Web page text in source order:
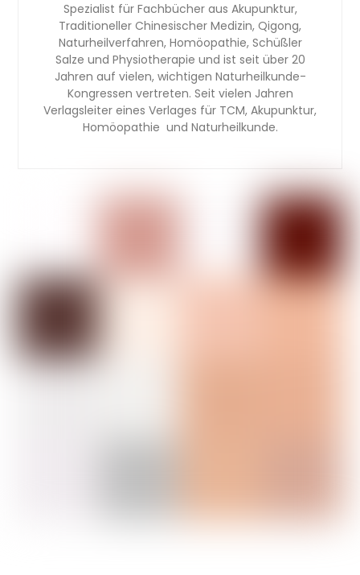
Spezialist für Fachbücher aus Akupunktur,
Traditioneller Chinesischer Medizin, Qigong,
Naturheilverfahren, Homöopathie, Schüßler
Salze und Physiotherapie und ist seit über 20
Jahren auf vielen, wichtigen Naturheilkunde-
Kongressen vertreten. Seit vielen Jahren
Verlagsleiter eines Verlages für TCM, Akupunktur,
Homöopathie und Naturheilkunde.